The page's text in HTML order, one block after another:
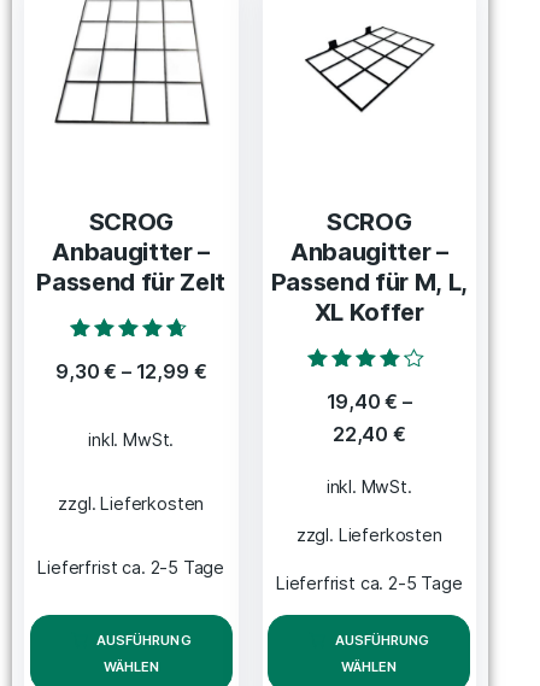
SCROG
Anbaugitter –
Passend für Zelt
4.50
9,30€ – 12,99 €
inkl. MwSt.
zzgl. Lieferkosten
Lieferfrist ca. 2-5 Tage
AUSFÜHRUNG
WÄHLEN
SCROG
Anbaugitter –
Passend für M, L,
XL Koffer
mit
4.00
von 5
19,40€ –
22,40 €
inkl. MwSt.
zzgl. Lieferkosten
Lieferfrist ca. 2-5 Tage
AUSFÜHRUNG
WÄHLEN